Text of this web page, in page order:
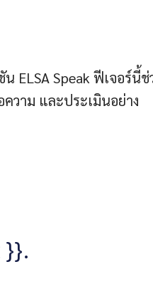
ELSA Speak ฟีเจอร์นี้ช่
วาม และประเมินอย่าง
}}.